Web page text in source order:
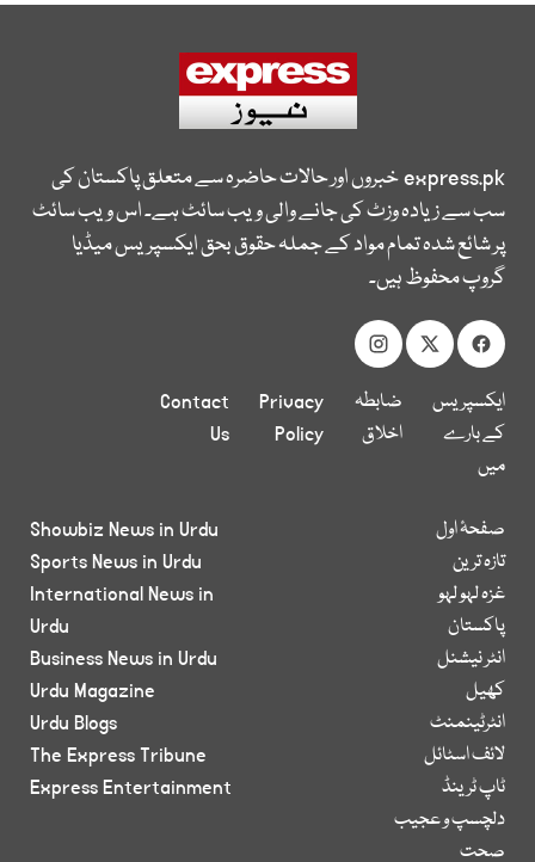
express.pkخبروں اور حالات حاضرہ سے متعلق پاکستان کی
سب سے زیادہ وزٹ کی جانے والی ویب سائٹ ہے۔ اس ویب سائٹ
پر شائع شدہ تمام مواد کے جملہ حقوق بحق ایکسپریس میڈیا
گروپ محفوظ ہیں۔
ایکسپریس
کے بارے
میں
ضابطہ
اخلاق
Privacy
Policy
Contact
Us
صفحۂ اول
تازہ ترین
غزہ لہو لہو
پاکستان
انٹر نیشنل
کھیل
انٹرٹینمنٹ
لائف اسٹائل
ٹاپ ٹرینڈ
دلچسپ و عجیب
صحت
Showbiz News in Urdu
Sports News in Urdu
International News in
Urdu
Business News in Urdu
Urdu Magazine
Urdu Blogs
The Express Tribune
Express Entertainment